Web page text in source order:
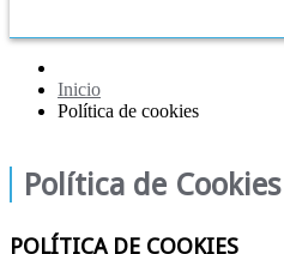
Inicio
Política de cookies
Política de Cookies
POLÍTICA DE COOKIES